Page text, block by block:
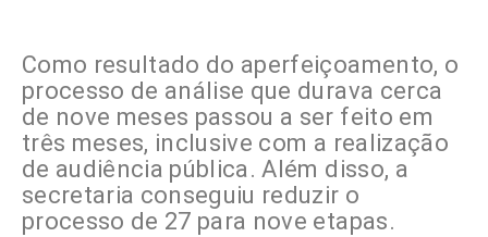
Como resultado do aperfeiçoamento, o
processo de análise que durava cerca
de nove meses passou a ser feito em
três meses, inclusive com a realização
de audiência pública. Além disso, a
secretaria conseguiu reduzir o
processo de 27 para nove etapas.